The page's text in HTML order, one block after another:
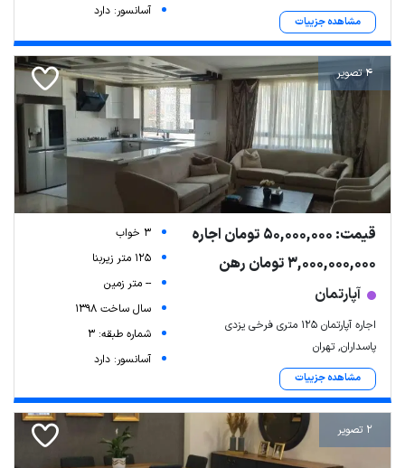
مشاهده جزییات
آسانسور: دارد
4 تصویر
قیمت: 50,000,000 تومان اجاره
3,000,000,000 تومان رهن
آپارتمان
اجاره آپارتمان ۱۲۵ متری فرخی یزدی
پاسداران, تهران
مشاهده جزییات
3 خواب
125 متر زیربنا
-- متر زمین
سال ساخت 1398
شماره طبقه: 3
آسانسور: دارد
2 تصویر